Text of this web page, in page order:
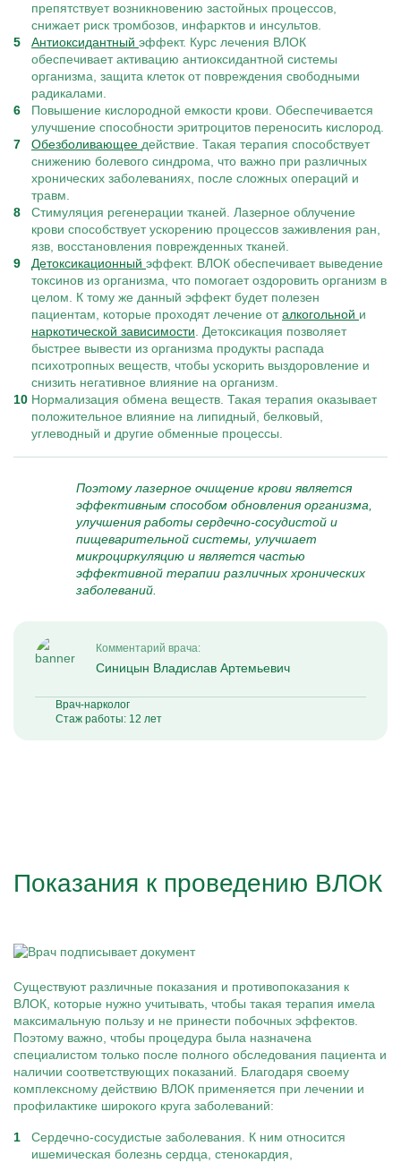
препятствует возникновению застойных процессов,
снижает риск тромбозов, инфарктов и инсультов.
Антиоксидантный эффект. Курс лечения ВЛОК
обеспечивает активацию антиоксидантной системы
организма, защита клеток от повреждения свободными
радикалами.
Повышение кислородной емкости крови. Обеспечивается
улучшение способности эритроцитов переносить кислород.
Обезболивающее действие. Такая терапия способствует
снижению болевого синдрома, что важно при различных
хронических заболеваниях, после сложных операций и
травм.
Стимуляция регенерации тканей. Лазерное облучение
крови способствует ускорению процессов заживления ран,
язв, восстановления поврежденных тканей.
Детоксикационный эффект. ВЛОК обеспечивает выведение
токсинов из организма, что помогает оздоровить организм в
целом. К тому же данный эффект будет полезен
пациентам, которые проходят лечение оталкогольной и
наркотической зависимости . Детоксикация позволяет
быстрее вывести из организма продукты распада
психотропных веществ, чтобы ускорить выздоровление и
снизить негативное влияние на организм.
Нормализация обмена веществ. Такая терапия оказывает
положительное влияние на липидный, белковый,
углеводный и другие обменные процессы.
Поэтому лазерное очищение крови является
эффективным способом обновления организма,
улучшения работы сердечно-сосудистой и
пищеварительной системы, улучшает
микроциркуляцию и является частью
эффективной терапии различных хронических
заболеваний.
Комментарий врача:
Синицын Владислав Артемьевич
Врач-нарколог
Стаж работы: 12 лет
Показания к проведению ВЛОК
Существуют различные показания и противопоказания к
ВЛОК, которые нужно учитывать, чтобы такая терапия имела
максимальную пользу и не принести побочных эффектов.
Поэтому важно, чтобы процедура была назначена
специалистом только после полного обследования пациента и
наличии соответствующих показаний. Благодаря своему
комплексному действию ВЛОК применяется при лечении и
профилактике широкого круга заболеваний:
Сердечно-сосудистые заболевания. К ним относится
ишемическая болезнь сердца, стенокардия,